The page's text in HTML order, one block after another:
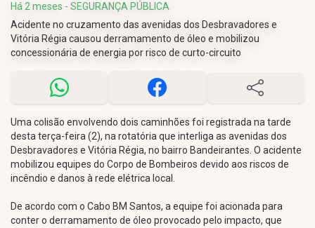
Há 2 meses - SEGURANÇA PÚBLICA
Acidente no cruzamento das avenidas dos Desbravadores e
Vitória Régia causou derramamento de óleo e mobilizou
concessionária de energia por risco de curto-circuito
Uma colisão envolvendo dois caminhões foi registrada na tarde
desta terça-feira (2), na rotatória que interliga as avenidas dos
Desbravadores e Vitória Régia, no bairro Bandeirantes. O acidente
mobilizou equipes do Corpo de Bombeiros devido aos riscos de
incêndio e danos à rede elétrica local.
De acordo com o Cabo BM Santos, a equipe foi acionada para
conter o derramamento de óleo provocado pelo impacto, que